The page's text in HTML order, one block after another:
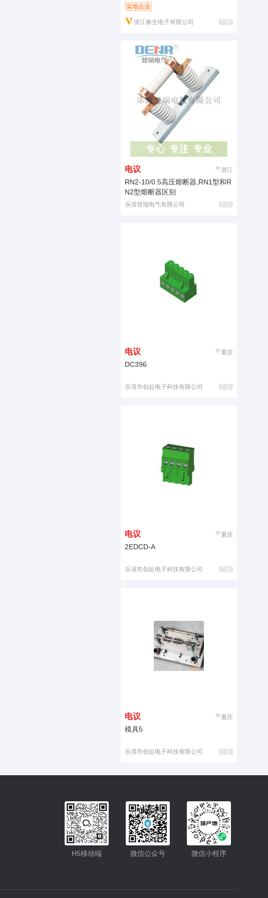
实地企业
浙江春生电子有限公司 广告
电议 浙江
RN2-10/0.5高压熔断器,RN1型和R
N2型熔断器区别
乐清登瑞电气有限公司 广告
电议 重庆
DC396
乐清市创起电子科技有限公司 广告
电议 重庆
2EDCD-A
乐清市创起电子科技有限公司 广告
电议 重庆
模具5
乐清市创起电子科技有限公司 广告
微信小程序
微信公众号
H5移动端